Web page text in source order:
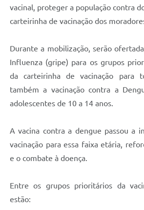
vacinal, proteger a população contra
carteirinha de vacinação dos
Durante a mobilização, serão
Influenza (gripe) para os grupos
da carteirinha de vacinação para
também a vacinação contra a
adolescentes de 10 a 14 anos.
A vacina contra a dengue passou a
vacinação para essa faixa etária,
e o combate à doença.
Entre os grupos prioritários da
estão: